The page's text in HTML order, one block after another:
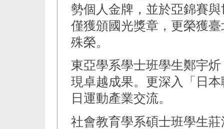
勢個人金牌，並於亞錦賽
僅獲頒國光獎章，更榮獲
殊榮。
東亞學系學士班學生鄭宇
現卓越成果。更深入「日
日運動產業交流。
社會教育學系碩士班學生